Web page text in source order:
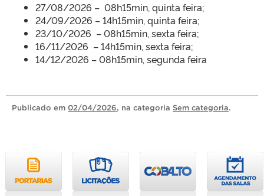
27/08/2026 – 08h15min, quinta feira;
24/09/2026 – 14h15min, quinta feira;
23/10/2026 – 08h15min, sexta feira;
16/11/2026 – 14h15min, sexta feira;
14/12/2026 – 08h15min, segunda feira
Publicado em 02/04/2026, na categoria Sem categoria.